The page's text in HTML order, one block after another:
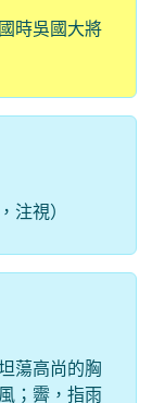
時吳國大將
注視）
蕩高尚的胸
；霽，指雨